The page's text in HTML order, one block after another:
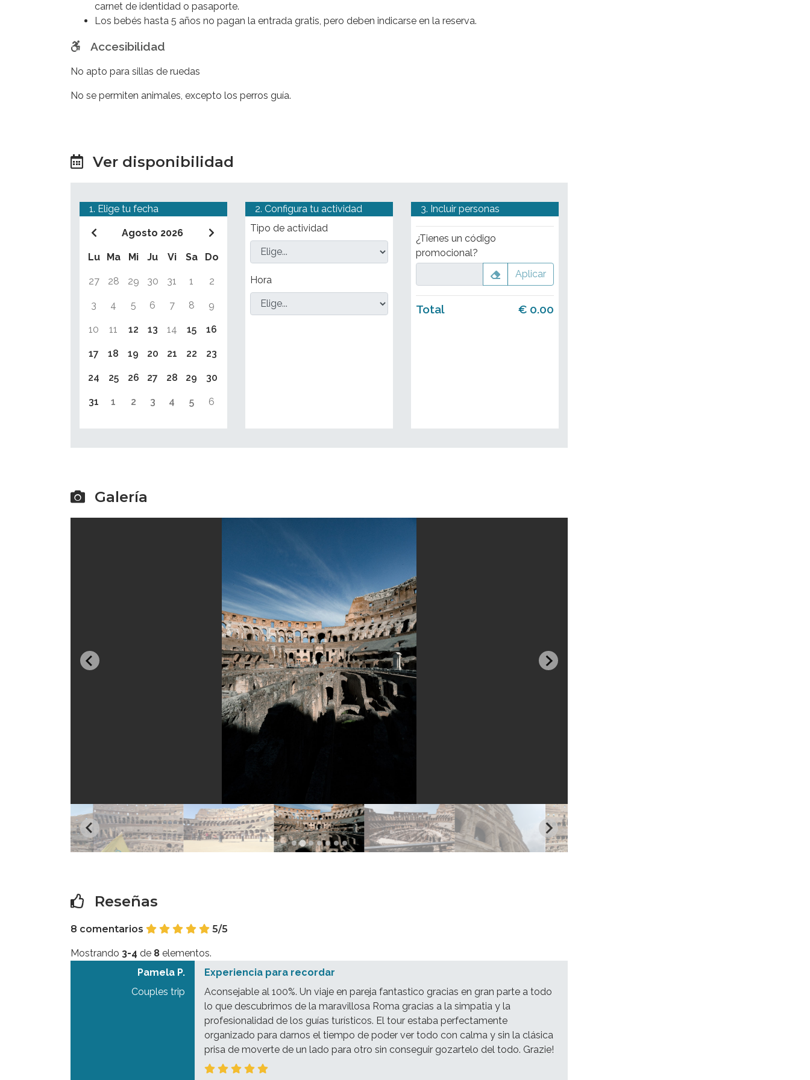
gloria de Romatal como era en su apogeo.
carnet de identidad o pasaporte.
Los bebés hasta 5 años no pagan la entrada gratis, pero deben indicarse en la reserva.
Accesibilidad
No apto para sillas de ruedas
No se permiten animales, excepto los perros guía.
Ver disponibilidad
1. Elige tu fecha
Agosto 2026
Lu Ma Mi Ju Vi Sa Do
27 28 29 30 31 1 2
3 4 5 6 7 8 9
10 11 12 13 14 15 16
17 18 19 20 21 22 23
24 25 26 27 28 29 30
31 1 2 3 4 5 6
2. Configura tu actividad
Tipo de actividad
Hora
3. Incluir personas
¿Tienes un código
promocional?
Aplicar
Total € 0.00
Galería
Reseñas
8 comentarios 5/5
Mostrando 3-4 de 8 elementos.
Pamela P.
Couples trip
Experiencia para recordar
Aconsejable al 100%. Un viaje en pareja fantastico gracias en gran parte a todo
lo que descubrimos de la maravillosa Roma gracias a la simpatia y la
profesionalidad de los guías turísticos. El tour estaba perfectamente
organizado para darnos el tiempo de poder ver todo con calma y sin la clásica
prisa de moverte de un lado para otro sin conseguir gozartelo del todo. Grazie!